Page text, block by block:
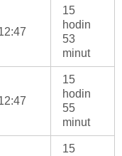
15
hodin
53
minut
15
hodin
55
minut
15